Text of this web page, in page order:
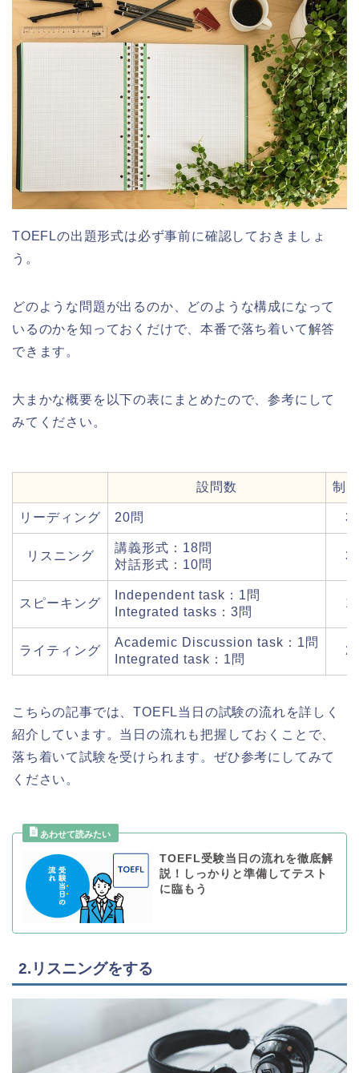
TOEFLの出題形式は必ず事前に確認しておきましょ
う。
どのような問題が出るのか、どのような構成になって
いるのかを知っておくだけで、本番で落ち着いて解答
できます。
大まかな概要を以下の表にまとめたので、参考にして
みてください。
設問数 制
リーディング 20問
リスニング
講義形式：18問
対話形式：10問
スピーキング
Independent task：1問
Integrated tasks：3問
ライティング
Academic Discussion task：1問
Integrated task：1問
こちらの記事では、TOEFL当日の試験の流れを詳しく
紹介しています。当日の流れも把握しておくことで、
落ち着いて試験を受けられます。ぜひ参考にしてみて
ください。
TOEFL受験当日の流れを徹底解
説！しっかりと準備してテスト
に臨もう
2.リスニングをする